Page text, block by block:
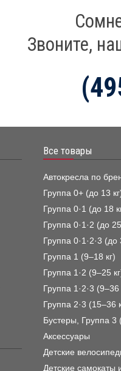
Звоните,
Все товары
Автокресла по
Группа 0+ (до 13
Группа 0·1 (до 18
Группа 0·1·2 (до
Группа 0·1·2·3 (до
Группа 1 (9–18 кг)
Группа 1·2 (9–25
Группа 1·2·3 (9–36
Группа 2·3 (15–36
Бустеры, Группа 3
Аксессуары
Детские
Детские самокаты